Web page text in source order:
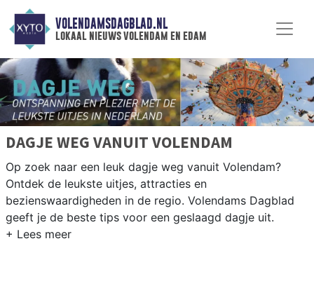
VOLENDAMSDAGBLAD.NL
lokaal nieuws volendam en edam
DAGJE WEG VANUIT VOLENDAM
Op zoek naar een leuk dagje weg vanuit Volendam?
Ontdek de leukste uitjes, attracties en
bezienswaardigheden in de regio. Volendams Dagblad
geeft je de beste tips voor een geslaagd dagje uit.